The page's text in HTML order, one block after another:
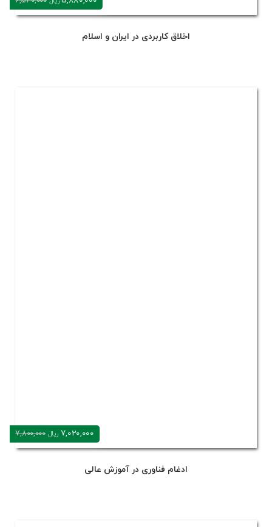
اخلاق کاربردی در ایران و اسلام
7,020,000 ریال 7,800,000
ادغام فناوری در آموزش عالی